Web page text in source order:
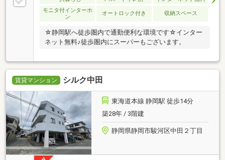
モニタ付インターホ
ン
オートロック付き 収納スペース
☆静岡駅へ徒歩圏内で通勤便利な環境です☆インター
ネット無料♪徒歩圏内にスーパーもございます。
賃貸マンション シルク中田
東海道本線 静岡駅 徒歩14分
築28年 / 3階建
静岡県静岡市駿河区中田２丁目